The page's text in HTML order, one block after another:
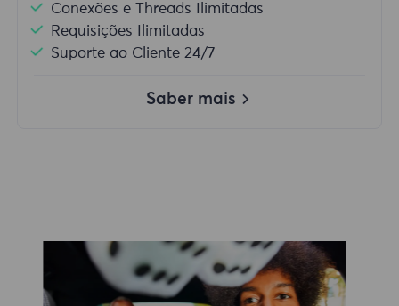
Conexões e Threads Ilimitadas
Requisições Ilimitadas
Suporte ao Cliente 24/7
Saber mais